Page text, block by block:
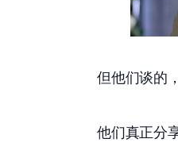
但他们谈的
他们真正分